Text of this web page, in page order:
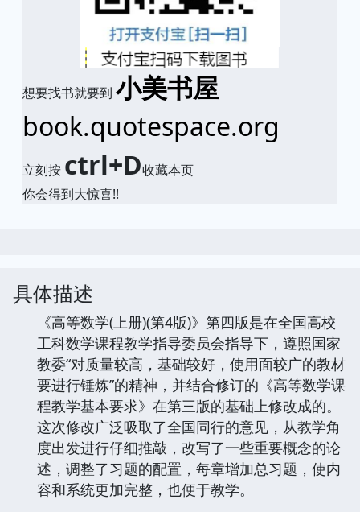
想要找书就要到 小美书屋
book.quotespace.org
立刻按 ctrl+D收藏本页
你会得到大惊喜!!
具体描述
《高等数学(上册)(第4版)》第四版是在全国高校
工科数学课程教学指导委员会指导下，遵照国家
教委“对质量较高，基础较好，使用面较广的教材
要进行锤炼”的精神，并结合修订的《高等数学课
程教学基本要求》在第三版的基础上修改成的。
这次修改广泛吸取了全国同行的意见，从教学角
度出发进行仔细推敲，改写了一些重要概念的论
述，调整了习题的配置，每章增加总习题，使内
容和系统更加完整，也便于教学。